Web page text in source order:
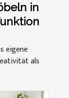
in
eigene
als